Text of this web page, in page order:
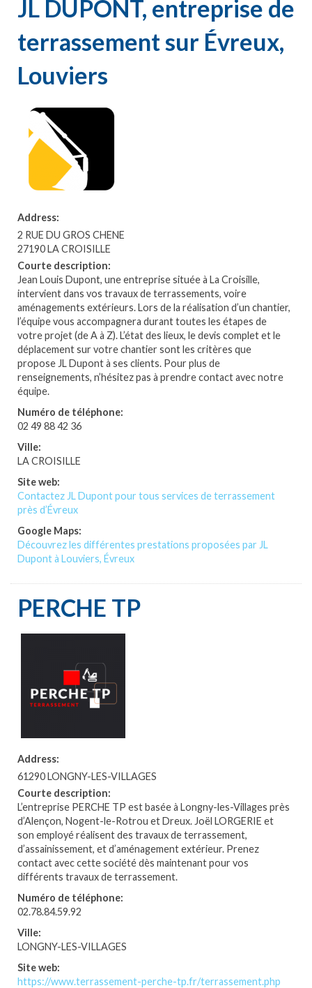
JL DUPONT, entreprise de
terrassement sur Évreux,
Louviers
Address:
2 RUE DU GROS CHENE
27190 LA CROISILLE
Courte description:
Jean Louis Dupont, une entreprise située à La Croisille,
intervient dans vos travaux de terrassements, voire
aménagements extérieurs. Lors de la réalisation d’un chantier,
l’équipe vous accompagnera durant toutes les étapes de
votre projet (de A à Z). L’état des lieux, le devis complet et le
déplacement sur votre chantier sont les critères que
propose JL Dupont à ses clients. Pour plus de
renseignements, n’hésitez pas à prendre contact avec notre
équipe.
Numéro de téléphone:
02 49 88 42 36
Ville:
LA CROISILLE
Site web:
Contactez JL Dupont pour tous services de terrassement
près d’Évreux
Google Maps:
Découvrez les différentes prestations proposées par JL
Dupont à Louviers, Évreux
PERCHE TP
Address:
61290 LONGNY-LES-VILLAGES
Courte description:
L’entreprise PERCHE TP est basée à Longny-les-Villages près
d’Alençon, Nogent-le-Rotrou et Dreux. Joël LORGERIE et
son employé réalisent des travaux de terrassement,
d’assainissement, et d’aménagement extérieur. Prenez
contact avec cette société dès maintenant pour vos
différents travaux de terrassement.
Numéro de téléphone:
02.78.84.59.92
Ville:
LONGNY-LES-VILLAGES
Site web:
https://www.terrassement-perche-tp.fr/terrassement.php